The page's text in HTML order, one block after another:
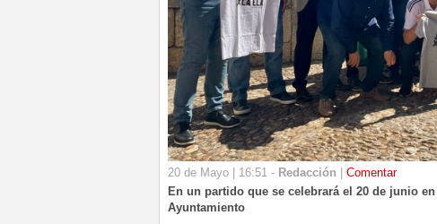
20 de Mayo | 16:51 - Redacción
Comentar
En un partido que se celebrará el 20 de junio
Ayuntamiento